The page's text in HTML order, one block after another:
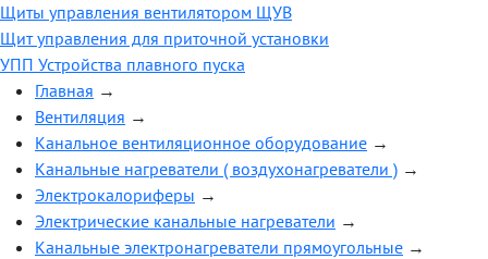
Щиты управления вентилятором ЩУВ
Щит управления для приточной установки
УПП Устройства плавного пуска
Главная →
Вентиляция →
Канальное вентиляционное оборудование →
Канальные нагреватели ( воздухонагреватели ) →
Электрокалориферы →
Электрические канальные нагреватели →
Канальные электронагреватели прямоугольные →